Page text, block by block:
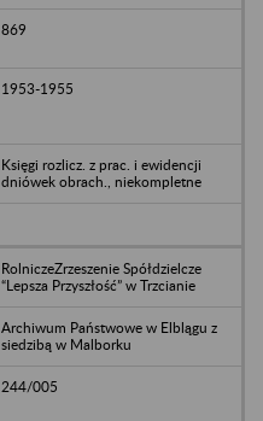
869
1953-1955
Księgi rozlicz. z prac. i ewidencji
dniówek obrach., niekompletne
RolniczeZrzeszenie Spółdzielcze
“Lepsza Przyszłość” w Trzcianie
Archiwum Państwowe w Elblągu z
siedzibą w Malborku
244/005